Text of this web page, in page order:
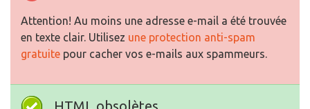
Attention! Au moins une adresse e-mail a été trouvée
en texte clair. Utilisez une protection anti-spam
gratuite pour cacher vos e-mails aux spammeurs.